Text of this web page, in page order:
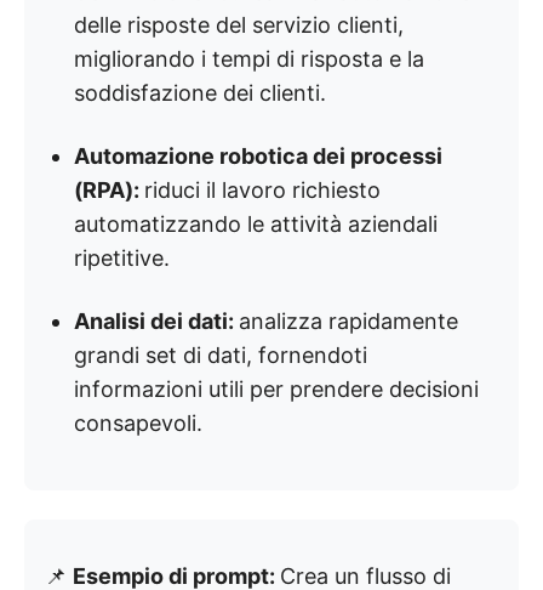
delle risposte del servizio clienti,
migliorando i tempi di risposta e la
soddisfazione dei clienti.
Automazione robotica dei processi
(RPA): riduci il lavoro richiesto
automatizzando le attività aziendali
ripetitive.
Analisi dei dati: analizza rapidamente
grandi set di dati, fornendoti
informazioni utili per prendere decisioni
consapevoli.
📌 Esempio di prompt: Crea un flusso di